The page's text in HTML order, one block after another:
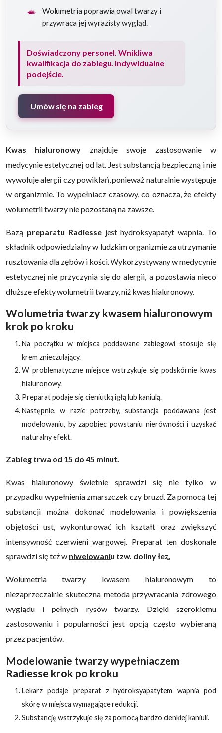
Wolumetria poprawia owal twarzy i
przywraca jej wyrazisty wygląd.
Doświadczony personel. Wnikliwa
kwalifikacja do zabiegu. Indywidualne
podejście.
Umów się na zabieg
Kwas hialuronowy znajduje swoje zastosowanie w
medycynie estetycznej od lat. Jest substancją bezpieczną i nie
wywołuje alergii czy powikłań, ponieważ naturalnie występuje
w organizmie. To wypełniacz czasowy, co oznacza, że efekty
wolumetrii twarzy nie pozostaną na zawsze.
Bazą preparatu Radiessejest hydroksyapatyt wapnia. To
składnik odpowiedzialny w ludzkim organizmie za utrzymanie
rusztowania dla zębów i kości. Wykorzystywany w medycynie
estetycznej nie przyczynia się do alergii, a pozostawia nieco
dłuższe efekty wolumetrii twarzy, niż kwas hialuronowy.
Wolumetria twarzy kwasem hialuronowym
krok po kroku
Na początku w miejsca poddawane zabiegowi stosuje się
krem znieczulający.
W problematyczne miejsce wstrzykuje się podskórnie kwas
hialuronowy.
Preparat podaje się cieniutką igłą lub kaniulą.
Następnie, w razie potrzeby, substancja poddawana jest
modelowaniu, by zapobiec powstaniu nierówności i uzyskać
naturalny efekt.
Zabieg trwa od 15 do 45 minut.
Kwas hialuronowy świetnie sprawdzi się nie tylko w
przypadku wypełnienia zmarszczek czy bruzd. Za pomocą tej
substancji można dokonać modelowania i powiększenia
objętości ust, wykonturować ich kształt oraz zwiększyć
intensywność czerwieni wargowej. Preparat ten doskonale
sprawdzi się też w niwelowaniu tzw. doliny łez.
Wolumetria twarzy kwasem hialuronowym to
niezaprzeczalnie skuteczna metoda przywracania zdrowego
wyglądu i pełnych rysów twarzy. Dzięki szerokiemu
zastosowaniu i popularności jest opcją często wybieraną
przez pacjentów.
Modelowanie twarzy wypełniaczem
Radiesse krok po kroku
Lekarz podaje preparat z hydroksyapatytem wapnia pod
skórę w miejsca wymagające redukcji.
Substancję wstrzykuje się za pomocą bardzo cienkiej kaniuli.